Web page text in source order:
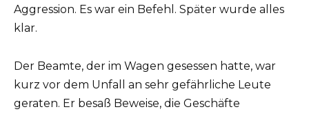
Aggression. Es war ein Befehl. Später wurde alles
klar.
Der Beamte, der im Wagen gesessen hatte, war
kurz vor dem Unfall an sehr gefährliche Leute
geraten. Er besaß Beweise, die Geschäfte